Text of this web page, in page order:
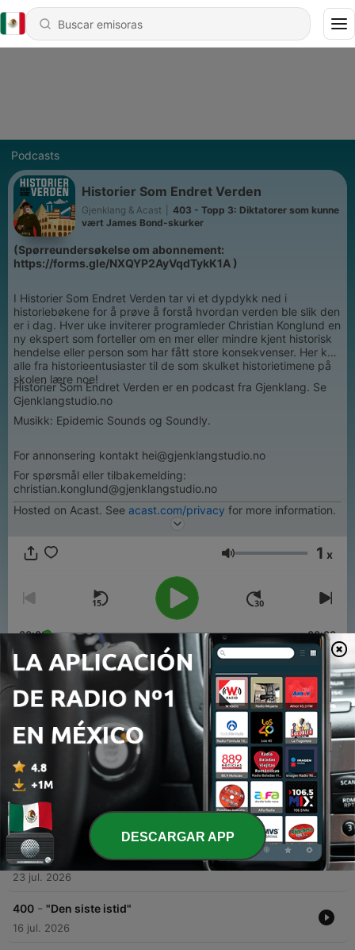
Podcasts
Historier Som Endret Verden
Gjenklang & Acast
403 - Topp 3: Diktatorer som kunne
vært James Bond-skurker
(Spørreundersøkelse om abonnement:
https://forms.gle/NXQYP2AyVqdTykK1A )
I Historier Som Endret Verden tar vi et dypdykk ned i
historiebøkene for å prøve å forstå hvordan verden ble slik den
er i dag. Hver uke inviterer programleder Christian Konglund en
ny ekspert som forteller om en mer eller mindre kjent historisk
hendelse eller person som har fått store konsekvenser. Her kan
alle fra historieentusiaster til de som skulket historietimene på
skolen lære noe!
Historier Som Endret Verden er en podcast fra Gjenklang. Se
Gjenklangstudio.no
Musikk: Epidemic Sounds og Soundly.
For annonsering kontakt hei@gjenklangstudio.no
For spørsmål eller tilbakemelding:
christian.konglund@gjenklangstudio.no
Hosted on Acast. See acast.com/privacy for more information.
Volumen 1 x
00:00 00:00
Episodios
403 -
Topp 3: Diktatorer som kunne vært James Bond-
skurker
06 ago. 2026
402 Julius Caesar og Gallerkrigene - Hele historien
30 jul. 2026
401 - Keiser Wilhelm II - en oppvekst skapt for å
mislykkes
23 jul. 2026
400 - "Den siste istid"
16 jul. 2026
DESCARGAR APP